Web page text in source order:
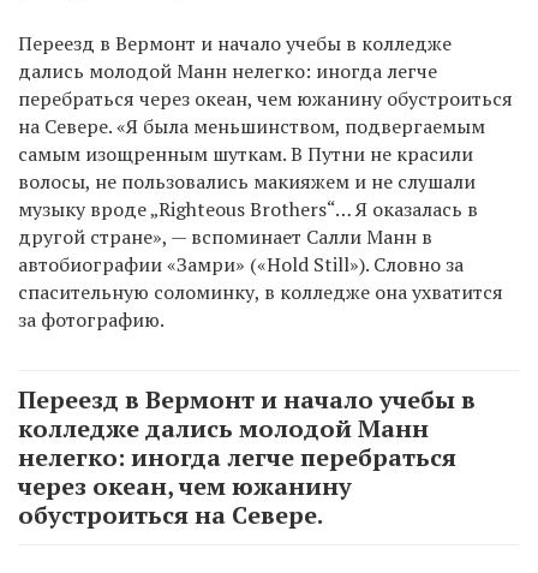
Переезд в Вермонт и начало учебы в колледже
дались молодой Манн нелегко: иногда легче
перебраться через океан, чем южанину обустроиться
на Севере. «Я была меньшинством, подвергаемым
самым изощренным шуткам. В Путни не красили
волосы, не пользовались макияжем и не слушали
музыку вроде „Righteous Brothers“… Я оказалась в
другой стране», — вспоминает Салли Манн в
автобиографии «Замри» («Hold Still»). Словно за
спасительную соломинку, в колледже она ухватится
за фотографию.
Переезд в Вермонт и начало учебы в
колледже дались молодой Манн
нелегко: иногда легче перебраться
через океан, чем южанину
обустроиться на Севере.